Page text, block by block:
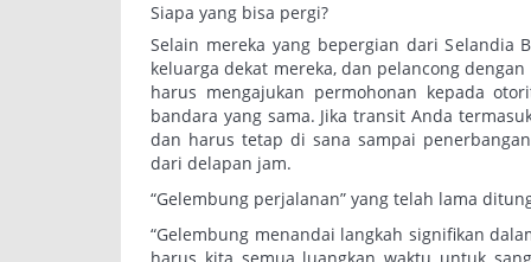
Siapa yang bisa pergi?
Selain mereka yang bepergian dari Selandia
keluarga dekat mereka, dan pelancong
harus mengajukan permohonan kepada
bandara yang sama. Jika transit Anda
dan harus tetap di sana sampai
dari delapan jam.
“Gelembung perjalanan” yang telah lama
“Gelembung menandai langkah signifikan